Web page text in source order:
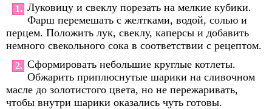
1. Луковицу и свеклу порезать на мелкие кубики.
Фарш перемешать с желтками, водой, солью и
перцем. Положить лук, свеклу, каперсы и добавить
немного свекольного сока в соответствии с рецептом.
2. Сформировать небольшие круглые котлеты.
Обжарить приплюснутые шарики на сливочном
масле до золотистого цвета, но не пережаривать,
чтобы внутри шарики оказались чуть готовы.